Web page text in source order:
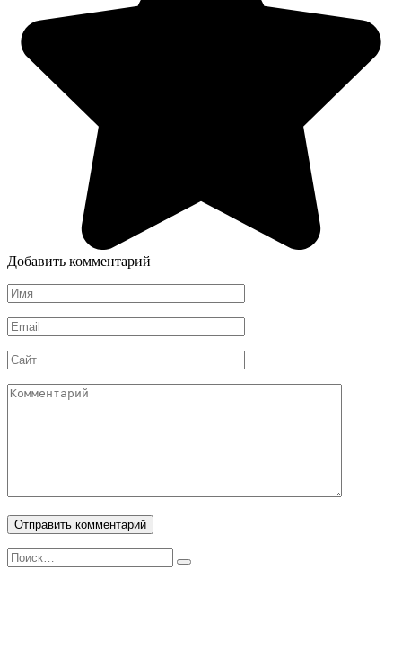
Добавить комментарий
Имя
*
Email
*
Сайт
Комментарий
Search
for: